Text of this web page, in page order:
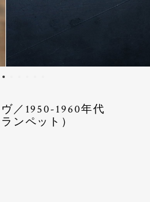
／1950-1960年代
ンペット）